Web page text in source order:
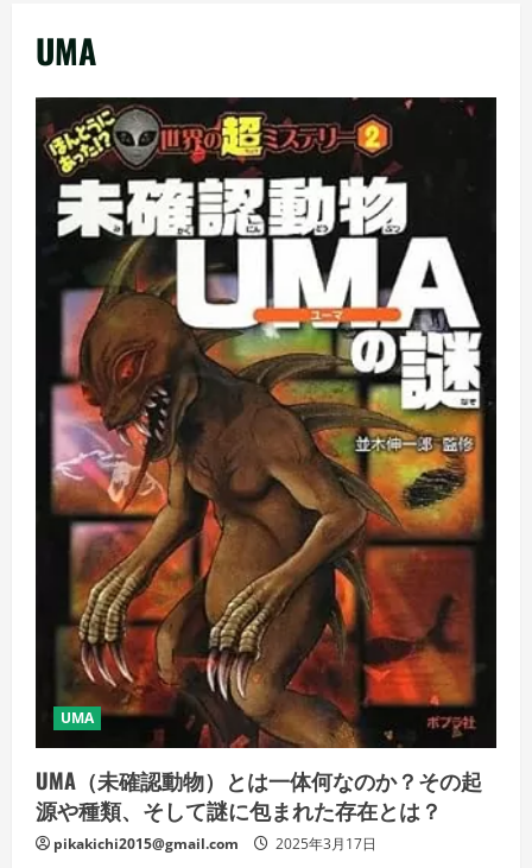
UMA
UMA
UMA（未確認動物）とは一体何なのか？その起
源や種類、そして謎に包まれた存在とは？
pikakichi2015@gmail.com 2025年3月17日